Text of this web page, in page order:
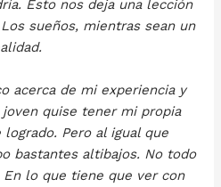
Esto nos deja una lección
sueños, mientras sean un
acerca de mi experiencia y
quise tener mi propia
Pero al igual que
bastantes altibajos. No todo
lo que tiene que ver con